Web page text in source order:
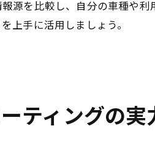
源を比較し、自分の車種や
上手に活用しましょう。
ティングの実